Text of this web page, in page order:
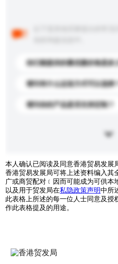
你们能提供的最优惠价格是多
请问有什么运送方式可以选择？
请问你的产品是否支持定制？
本人确认已阅读及同意香港贸易发展
香港贸易发展局可将上述资料编入其
广或商贸配对﹝因而可能成为可供本
以及用于贸发局在私隐政策声明中所
此表格上所述的每一位人士同意及授
作此表格提及的用途。